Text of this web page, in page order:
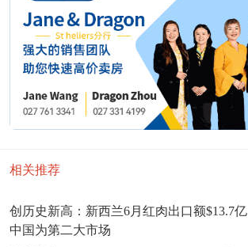
相关推荐
创历史新高：新西兰6月红肉出口额$13.7亿
中国为第二大市场